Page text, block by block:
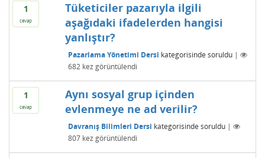
1
cevap
Tüketiciler pazarıyla ilgili
aşağıdaki ifadelerden hangisi
yanlıştır?
Pazarlama Yönetimi Dersi kategorisinde soruldu |
682kez görüntülendi
1
cevap
Aynı sosyal grup içinden
evlenmeye ne ad verilir?
Davranış Bilimleri Dersi kategorisinde soruldu |
807kez görüntülendi